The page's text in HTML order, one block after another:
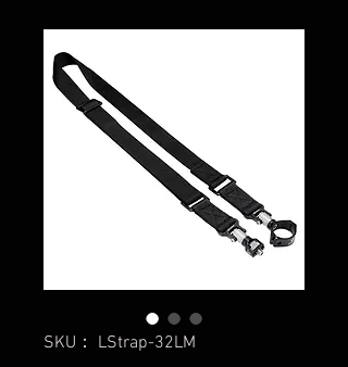
SKU： LStrap-32LM